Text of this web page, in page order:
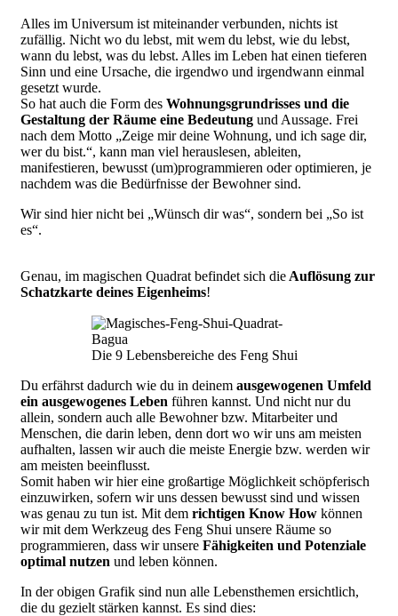
Alles im Universum ist miteinander verbunden, nichts ist
zufällig. Nicht wo du lebst, mit wem du lebst, wie du lebst,
wann du lebst, was du lebst. Alles im Leben hat einen tieferen
Sinn und eine Ursache, die irgendwo und irgendwann einmal
gesetzt wurde.
So hat auch die Form des Wohnungsgrundrisses und die
Gestaltung der Räume eine Bedeutung und Aussage. Frei
nach dem Motto „Zeige mir deine Wohnung, und ich sage dir,
wer du bist.“, kann man viel herauslesen, ableiten,
manifestieren, bewusst (um)programmieren oder optimieren, je
nachdem was die Bedürfnisse der Bewohner sind.
Wir sind hier nicht bei „Wünsch dir was“, sondern bei „So ist
es“.
Genau, im magischen Quadrat befindet sich die Auflösung zur
Schatzkarte deines Eigenheims!
Die 9 Lebensbereiche des Feng Shui
Du erfährst dadurch wie du in deinem ausgewogenen Umfeld
ein ausgewogenes Leben führen kannst. Und nicht nur du
allein, sondern auch alle Bewohner bzw. Mitarbeiter und
Menschen, die darin leben, denn dort wo wir uns am meisten
aufhalten, lassen wir auch die meiste Energie bzw. werden wir
am meisten beeinflusst.
Somit haben wir hier eine großartige Möglichkeit schöpferisch
einzuwirken, sofern wir uns dessen bewusst sind und wissen
was genau zu tun ist. Mit dem richtigen Know How können
wir mit dem Werkzeug des Feng Shui unsere Räume so
programmieren, dass wir unsere Fähigkeiten und Potenziale
optimal nutzen und leben können.
In der obigen Grafik sind nun alle Lebensthemen ersichtlich,
die du gezielt stärken kannst. Es sind dies: